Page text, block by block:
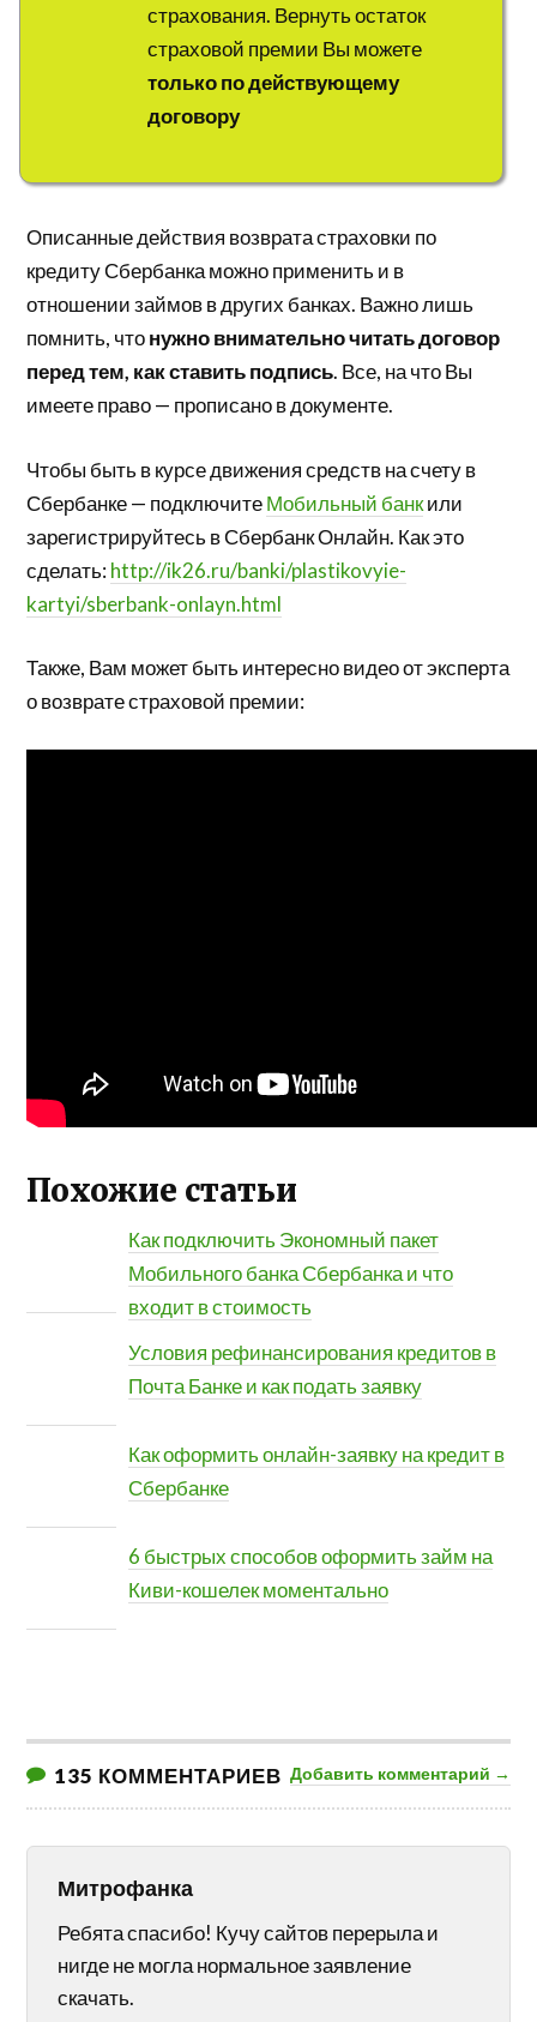
страхования. Вернуть остаток
страховой премии Вы можете
только по действующему
договору
Описанные действия возврата страховки по
кредиту Сбербанка можно применить и в
отношении займов в других банках. Важно лишь
помнить, чтонужно внимательно читать договор
перед тем, как ставить подпись. Все, на что Вы
имеете право — прописано в документе.
Чтобы быть в курсе движения средств на счету в
Сбербанке — подключитеМобильный банкили
зарегистрируйтесь в Сбербанк Онлайн. Как это
сделать:http://ik26.ru/banki/plastikovyie-
kartyi/sberbank-onlayn.html
Также, Вам может быть интересно видео от эксперта
о возврате страховой премии:
Похожие статьи
Как подключить Экономный пакет
Мобильного банка Сбербанка и что
входит в стоимость
Условия рефинансирования кредитов в
Почта Банке и как подать заявку
Как оформить онлайн-заявку на кредит в
Сбербанке
6 быстрых способов оформить займ на
Киви-кошелек моментально
135 КОММЕНТАРИЕВ Добавить комментарий →
Митрофанка
Ребята спасибо! Кучу сайтов перерыла и
нигде не могла нормальное заявление
скачать.